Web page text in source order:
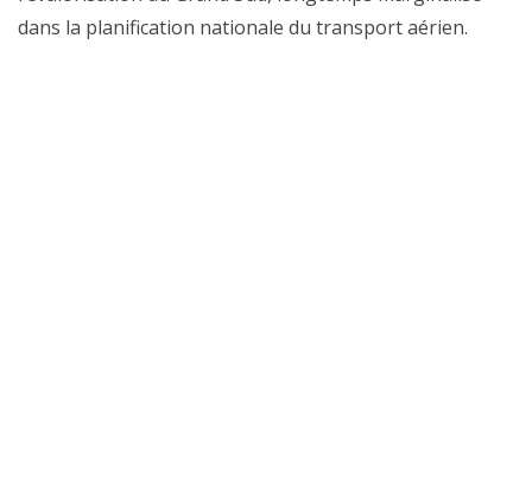
dans la planification nationale du transport aérien.